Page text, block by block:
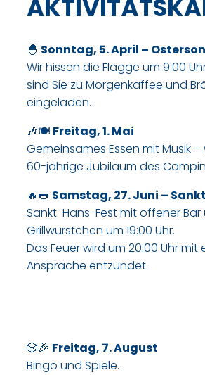
🐣 Sonntag, 5. April –
Wir hissen die Flagge um 9:00
sind Sie zu Morgenkaffee und
eingeladen.​
🎶🍽 Freitag, 1. Mai
Gemeinsames Essen mit Musik
60-jährige Jubiläum des
🔥🌭 Samstag, 27. Juni –
Sankt-Hans-Fest mit offener Bar
Grillwürstchen um 19:00 Uhr.
Das Feuer wird um 20:00 Uhr mit
Ansprache entzündet.
🎲🎉 Freitag, 7. August
Bingo und Spiele.​